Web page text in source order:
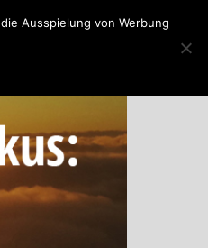
Ausspielung von Werbung